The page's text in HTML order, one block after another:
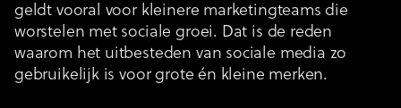
geldt vooral voor kleinere marketingteams die
worstelen met sociale groei. Dat is de reden
waarom het uitbesteden van sociale media zo
gebruikelijk is voor grote én kleine merken.